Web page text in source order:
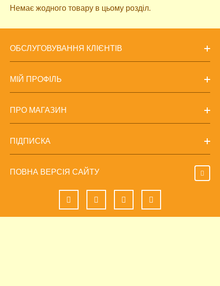
Немає жодного товару в цьому розділ.
ОБСЛУГОВУВАННЯ КЛІЄНТІВ
МІЙ ПРОФІЛЬ
ПРО МАГАЗИН
ПІДПИСКА
ПОВНА ВЕРСІЯ САЙТУ